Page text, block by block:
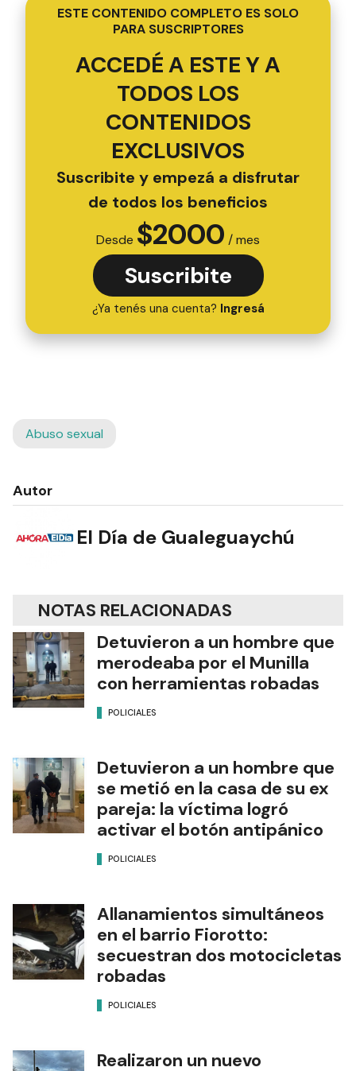
ESTE CONTENIDO COMPLETO ES SOLO
PARA SUSCRIPTORES
ACCEDÉ A ESTE Y A
TODOS LOS
CONTENIDOS
EXCLUSIVOS
Suscribite y empezá a disfrutar
de todos los beneficios
Desde $2000 / mes
Suscribite
¿Ya tenés una cuenta? Ingresá
Abuso sexual
Autor
El Día de Gualeguaychú
NOTAS RELACIONADAS
Detuvieron a un hombre que
merodeaba por el Munilla
con herramientas robadas
POLICIALES
Detuvieron a un hombre que
se metió en la casa de su ex
pareja: la víctima logró
activar el botón antipánico
POLICIALES
Allanamientos simultáneos
en el barrio Fiorotto:
secuestran dos motocicletas
robadas
POLICIALES
Realizaron un nuevo